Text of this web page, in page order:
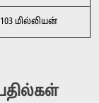
103 மில்லியன்